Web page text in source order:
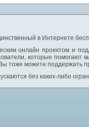
в Интернете
онлайн проектом и
которые
тоже можете поддержать
без каких-либо